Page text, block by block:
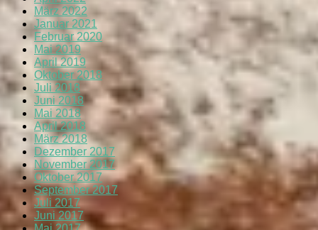
März 2022
Januar 2021
Februar 2020
Mai 2019
April 2019
Oktober 2018
Juli 2018
Juni 2018
Mai 2018
April 2018
März 2018
Dezember 2017
November 2017
Oktober 2017
September 2017
Juli 2017
Juni 2017